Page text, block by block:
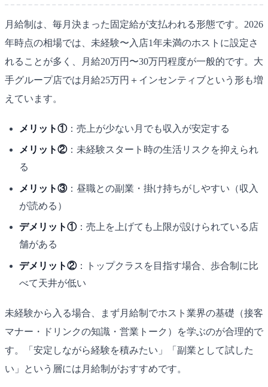
月給制は、毎月決まった固定給が支払われる形態です。2026
年時点の相場では、未経験〜入店1年未満のホストに設定さ
れることが多く、月給20万円〜30万円程度が一般的です。大
手グループ店では月給25万円＋インセンティブという形も増
えています。
メリット①：売上が少ない月でも収入が安定する
メリット②：未経験スタート時の生活リスクを抑えられ
る
メリット③：昼職との副業・掛け持ちがしやすい（収入
が読める）
デメリット①：売上を上げても上限が設けられている店
舗がある
デメリット②：トップクラスを目指す場合、歩合制に比
べて天井が低い
未経験から入る場合、まず月給制でホスト業界の基礎（接客
マナー・ドリンクの知識・営業トーク）を学ぶのが合理的で
す。「安定しながら経験を積みたい」「副業として試した
い」という層には月給制がおすすめです。